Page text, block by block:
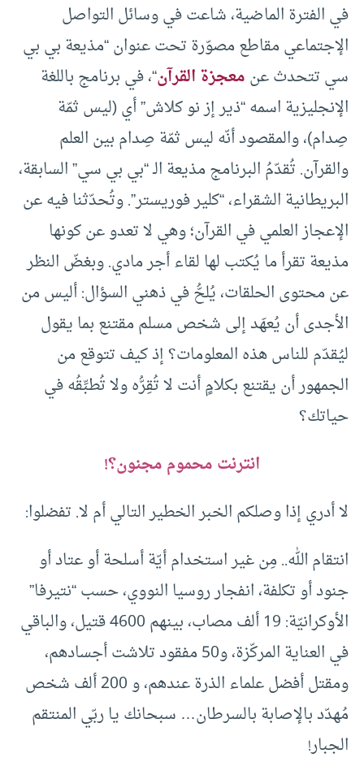
في الفترة الماضية، شاعت في وسائل التواصل
الإجتماعي مقاطع مصوّرة تحت عنوان “مذيعة بي بي
سي تتحدث عنمعجزة القرآن“، في برنامج باللغة
الإنجليزية اسمه “ذير إز نو كلاش” أي (ليس ثمّة
صِدام)، والمقصود أنّه ليس ثمّة صِدام بين العلم
والقرآن. تُقدّمُ البرنامج مذيعة الـ “بي بي سي” السابقة،
البريطانية الشقراء، “كلير فوريستر”. وتُحدّثنا فيه عن
الإعجاز العلمي في القرآن؛ وهي لا تعدو عن كونها
مذيعة تقرأ ما يُكتب لها لقاء أجر مادي. وبغضّ النظر
عن محتوى الحلقات، يُلحُّ في ذهني السؤال: أليس من
الأجدى أن يُعهَد إلى شخص مسلم مقتنع بما يقول
ليُقدّم للناس هذه المعلومات؟ إذ كيف تتوقع من
الجمهور أن يقتنع بكلامٍ أنت لا تُقِرُّه ولا تُطبِّقُه في
حياتك؟
انترنت محموم مجنون؟!
لا أدري إذا وصلكم الخبر الخطير التالي أم لا. تفضلوا:
انتقام الله.. مِن غير استخدام أيّة أسلحة أو عتاد أو
جنود أو تكلفة، انفجار روسيا النووي، حسب “نتيرفا”
الأوكرانيّة: 19 ألف مصاب، بينهم 4600 قتيل، والباقي
في العناية المركّزة، و50 مفقود تلاشت أجسادهم،
ومقتل أفضل علماء الذرة عندهم، و 200 ألف شخص
مُهدّد بالإصابة بالسرطان… سبحانك يا ربّي المنتقم
الجبار!